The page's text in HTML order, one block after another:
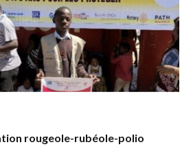
rougeole-rubéole-polio